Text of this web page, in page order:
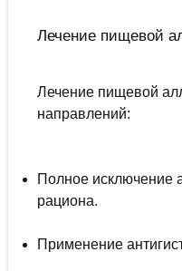
Лечение пищевой
Лечение пищевой
направлений:
Полное исключение
рациона.
Применение